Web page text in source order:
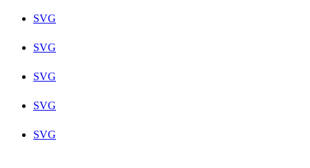
SVG
SVG
SVG
SVG
SVG